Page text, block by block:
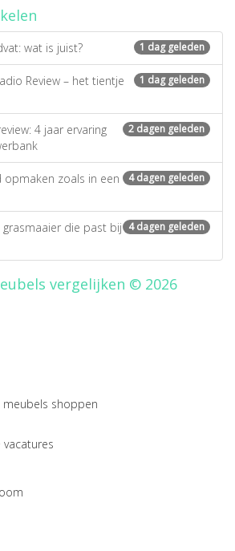
1 dag geleden
wat is juist?
1 dag geleden
Review – het tientje
2 dagen geleden
4 jaar ervaring
4 dagen geleden
zoals in een
4 dagen geleden
die past bij
vergelijken © 2026
shoppen